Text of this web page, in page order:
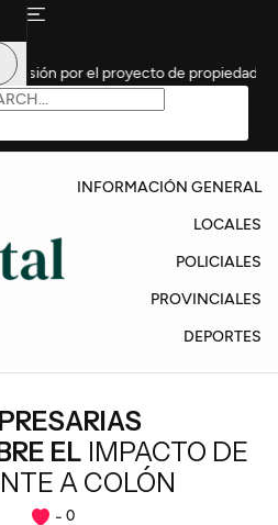
de propiedad privada
INFORMACIÓN GENERAL
LOCALES
POLICIALES
PROVINCIALES
DEPORTES
EL IMPACTO DE
A COLÓN
0